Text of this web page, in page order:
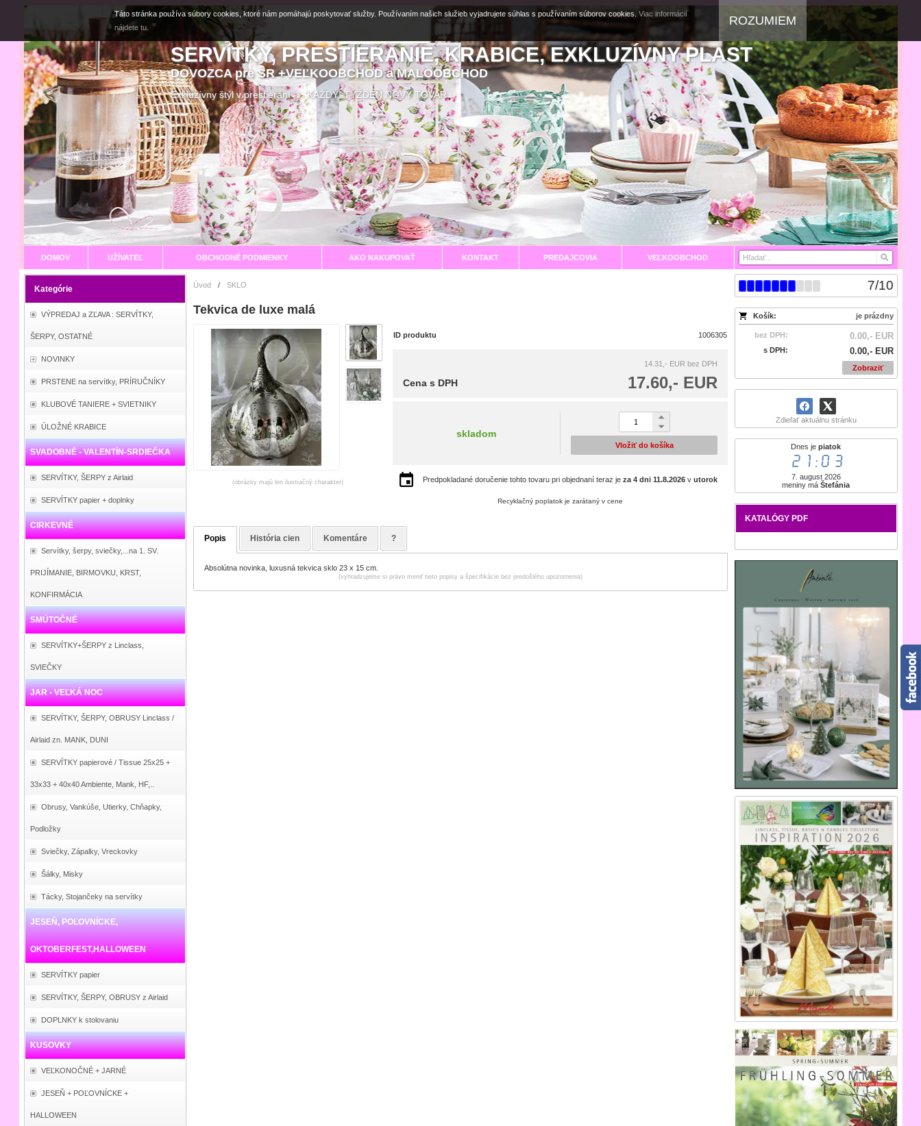
SERVÍTKY, PRESTIERANIE, KRABICE, EXKLUZÍVNY PLAST
DOVOZCA pre SR +VEĽKOOBCHOD a MALOOBCHOD
Exkluzívny štýl v prestieraní KAŽDÝ TÝŽDEŇ NOVÝ TOVAR
DOMOV UŽÍVATEĽ OBCHODNÉ PODMIENKY AKO NAKUPOVAŤ KONTAKT PREDAJCOVIA VEĽKOOBCHOD
Kategórie
VÝPREDAJ a ZĽAVA : SERVÍTKY,
ŠERPY, OSTATNÉ
NOVINKY
PRSTENE na servítky, PRÍRUČNÍKY
KLUBOVÉ TANIERE + SVIETNIKY
ÚLOŽNÉ KRABICE
SVADOBNÉ - VALENTÍN-SRDIEČKA
SERVÍTKY, ŠERPY z Airlaid
SERVÍTKY papier + doplnky
CIRKEVNÉ
Servítky, šerpy, sviečky,...na 1. SV.
PRIJÍMANIE, BIRMOVKU, KRST,
KONFIRMÁCIA
SMÚTOČNÉ
SERVÍTKY+ŠERPY z Linclass,
SVIEČKY
JAR - VEĽKÁ NOC
SERVÍTKY, ŠERPY, OBRUSY Linclass /
Airlaid zn. MANK, DUNI
SERVÍTKY papierové / Tissue 25x25 +
33x33 + 40x40 Ambiente, Mank, HF,..
Obrusy, Vankúše, Utierky, Chňapky,
Podložky
Sviečky, Zápalky, Vreckovky
Šálky, Misky
Tácky, Stojančeky na servítky
JESEŇ, POĽOVNÍCKE,
OKTOBERFEST,HALLOWEEN
SERVÍTKY papier
SERVÍTKY, ŠERPY, OBRUSY z Airlaid
DOPLNKY k stolovaniu
KUSOVKY
VEĽKONOČNÉ + JARNÉ
JESEŇ + POĽOVNÍCKE +
HALLOWEEN
7/10
Košík: je prázdny
bez DPH: 0.00,- EUR
s DPH: 0.00,- EUR
Zobraziť
Zdieľať aktuálnu stránku
Dnes jepiatok
21:03
7. august 2026
meniny máŠtefánia
KATALÓGY PDF
Úvod / SKLO
Tekvica de luxe malá
(obrázky majú len ilustračný charakter)
ID produktu 1006305
14.31,- EUR bez DPH
17.60,- EUR
Cena s DPH
skladom
Vložiť do košíka
Predpokladané doručenie tohto tovaru pri objednaní teraz je za 4 dni 11.8.2026v utorok
Recyklačný poplatok je zarátaný v cene
Popis História cien Komentáre ?
Absolútna novinka, luxusná tekvica sklo 23 x 15 cm.
(vyhradzujeme si právo meniť tieto popisy a špecifikácie bez predošlého upozornenia)
Táto stránka používa súbory cookies, ktoré nám pomáhajú poskytovať služby. Používaním našich služieb vyjadrujete súhlas s používaním súborov cookies. Viac informácií
nájdete tu.
ROZUMIEM